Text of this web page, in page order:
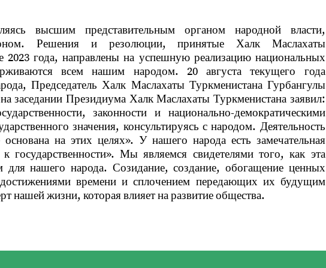
высшим представительным органом народной власти,
Решения и резолюции, принятые Халк Маслахаты
2023 года, направлены на успешную реализацию национальных
всем нашим народом. 20 августа текущего года
Председатель Халк Маслахаты Туркменистана Гурбангулы
заседании Президиума Халк Маслахаты Туркменистана заявил:
законности и национально-демократическими
значения, консультируясь с народом. Деятельность
на этих целях». У нашего народа есть замечательная
Мы являемся свидетелями того, как эта
нашего народа. Созидание, создание, обогащение ценных
времени и сплочением передающих их будущим
нашей жизни, которая влияет на развитие общества.